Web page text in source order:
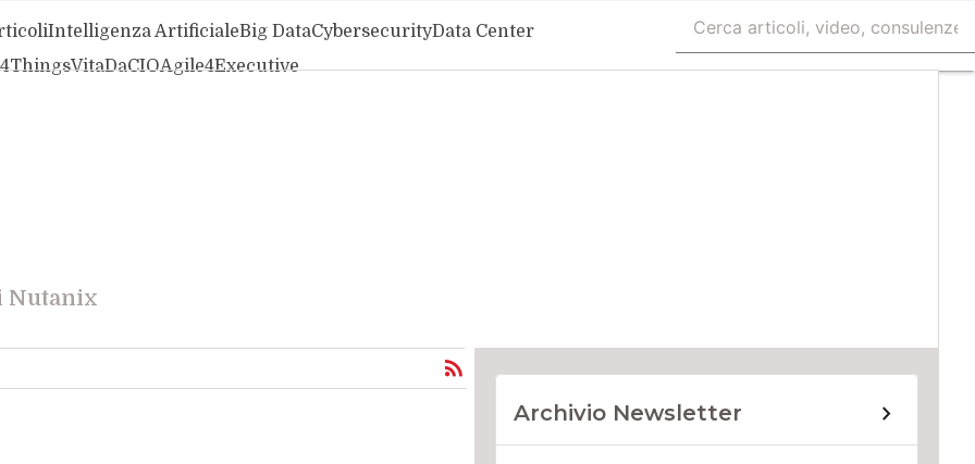
Intelligenza ArtificialeBig DataCybersecurityData Center
VitaDaCIOAgile4Executive
Nutanix
Archivio Newsletter